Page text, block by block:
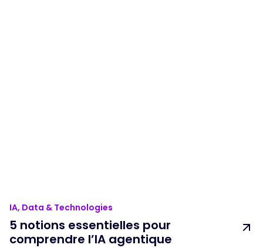
IA, Data & Technologies
5 notions essentielles pour
comprendre l’IA agentique